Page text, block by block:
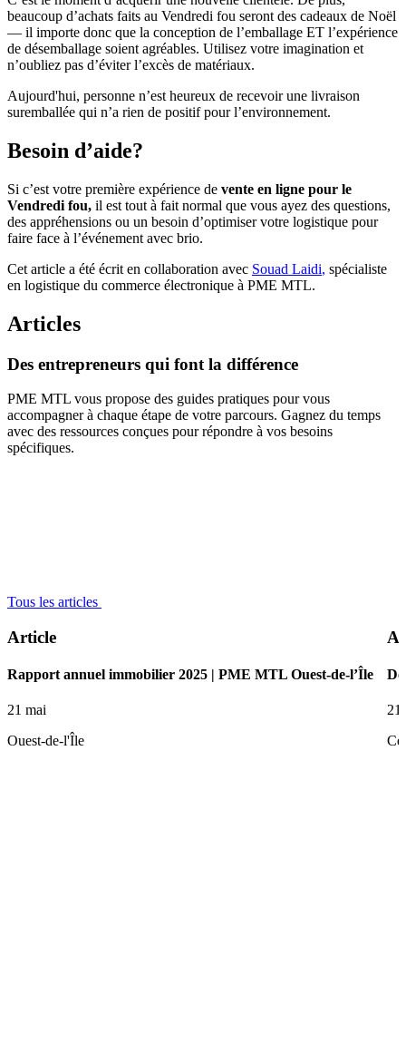
beaucoup d’achats faits au Vendredi fou seront des cadeaux de Noël
— il importe donc que la conception de l’emballage ET l’expérience
de désemballage soient agréables. Utilisez votre imagination et
n’oubliez pas d’éviter l’excès de matériaux.
Aujourd'hui, personne n’est heureux de recevoir une livraison
suremballée qui n’a rien de positif pour l’environnement.
Besoin d’aide?
Si c’est votre première expérience de vente en ligne pour le
Vendredi fou, il est tout à fait normal que vous ayez des questions,
des appréhensions ou un besoin d’optimiser votre logistique pour
faire face à l’événement avec brio.
Cet article a été écrit en collaboration avec Souad Laidi, spécialiste
en logistique du commerce électronique à PME MTL.
Articles
Des entrepreneurs qui font la différence
PME MTL vous propose des guides pratiques pour vous
accompagner à chaque étape de votre parcours. Gagnez du temps
avec des ressources conçues pour répondre à vos besoins
spécifiques.
Tous les articles
Article
Rapport annuel immobilier 2025 | PME MTL Ouest-de-l’Île
21 mai
Ouest-de-l'Île
21